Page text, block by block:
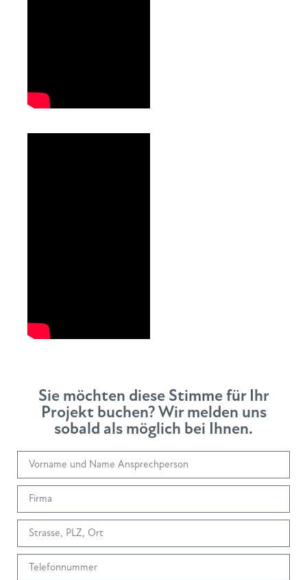
Sie möchten diese Stimme für Ihr
Projekt buchen? Wir melden uns
sobald als möglich bei Ihnen.